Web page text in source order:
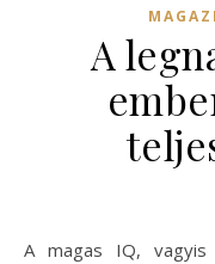
A
A magas IQ, vagyis az intelligencia hányados, régóta